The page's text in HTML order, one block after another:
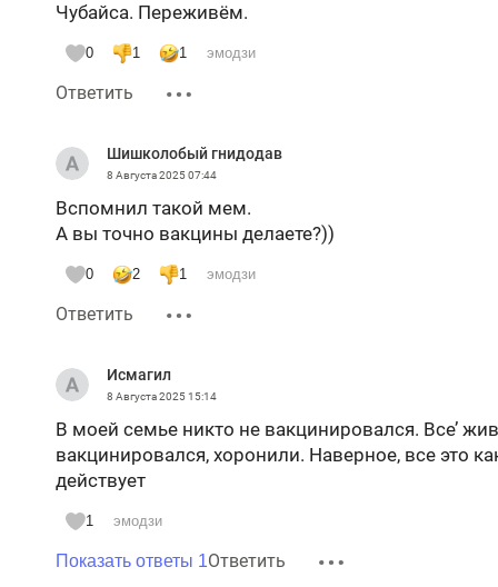
Чубайса. Переживём.
0 1 1 эмодзи
Ответить
Шишколобый гнидодав
8 Августа 202507:44
Вспомнил такой мем.
А вы точно вакцины делаете?))
0 2 1 эмодзи
Ответить
Исмагил
8 Августа 202515:14
В моей семье никто не вакцинировался. Все’
вакцинировался, хоронили. Наверное, все это
действует
1 эмодзи
Показать ответы 1Ответить